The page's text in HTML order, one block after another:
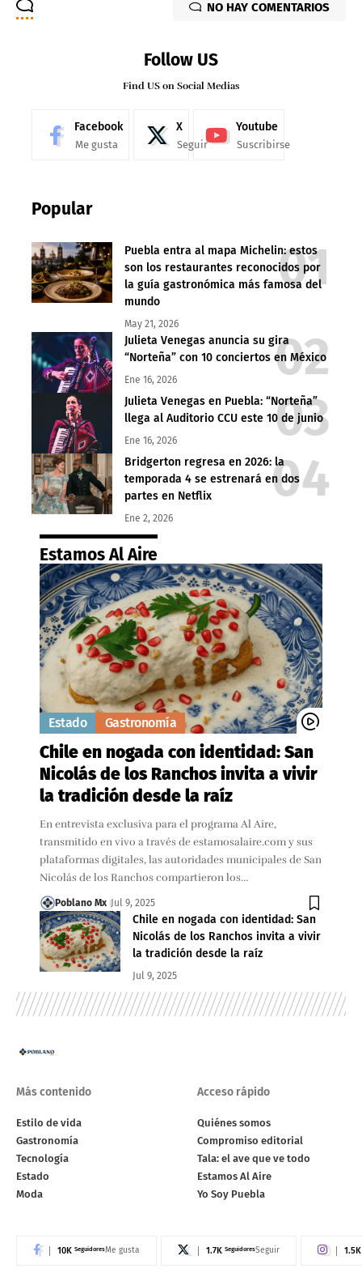
NO HAY COMENTARIOS
Follow US
Find US on Social Medias
Facebook
Me gusta
X
Seguir
Youtube
Suscribirse
Popular
Puebla entra al mapa Michelin: estos
son los restaurantes reconocidos por
la guía gastronómica más famosa del
mundo
May 21, 2026
Julieta Venegas anuncia su gira
“Norteña” con 10 conciertos en México
Ene 16, 2026
Julieta Venegas en Puebla: “Norteña”
llega al Auditorio CCU este 10 de junio
Ene 16, 2026
Bridgerton regresa en 2026: la
temporada 4 se estrenará en dos
partes en Netflix
Ene 2, 2026
Estamos Al Aire
Estado Gastronomía
Chile en nogada con identidad: San
Nicolás de los Ranchos invita a vivir
la tradición desde la raíz
En entrevista exclusiva para el programa Al Aire,
transmitido en vivo a través de estamosalaire.com y sus
plataformas digitales, las autoridades municipales de San
Nicolás de los Ranchos compartieron los…
Poblano Mx Jul 9, 2025
Chile en nogada con identidad: San
Nicolás de los Ranchos invita a vivir
la tradición desde la raíz
Jul 9, 2025
Más contenido
Estilo de vida
Gastronomía
Tecnología
Estado
Moda
Acceso rápido
Quiénes somos
Compromiso editorial
Tala: el ave que ve todo
Estamos Al Aire
Yo Soy Puebla
10K SeguidoresMe gusta 1.7K SeguidoresSeguir 1.5K